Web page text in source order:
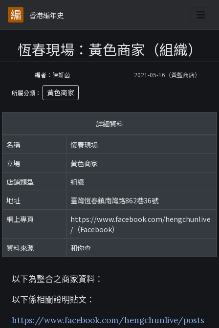
香港編年史
恆春現場：黃色商家（組織）
編者：陳妍茵 2021-05-16（黃藍商店）
所屬分類： 黃色商家
詳細資料
名稱
恆春現場
立場
黃色商家
店舖類型
組織
地址
臺灣恆春鎮南灣路862巷36號
網上專頁
https://www.facebook.com/hengchunlive
/（Facebook）
資料來源
和你查
以下為整合之商家資料：
以下係相關證明貼文：
https://www.facebook.com/hengchunlive/posts